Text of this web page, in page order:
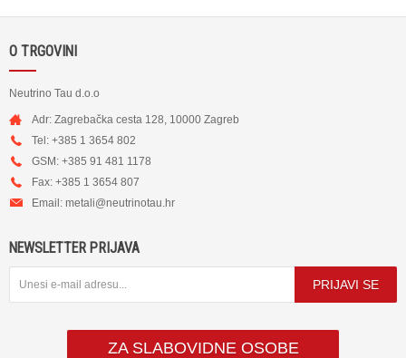
O TRGOVINI
Neutrino Tau d.o.o
Adr: Zagrebačka cesta 128, 10000 Zagreb
Tel: +385 1 3654 802
GSM: +385 91 481 1178
Fax: +385 1 3654 807
Email: metali@neutrinotau.hr
NEWSLETTER PRIJAVA
PRIJAVI SE
ZA SLABOVIDNE OSOBE